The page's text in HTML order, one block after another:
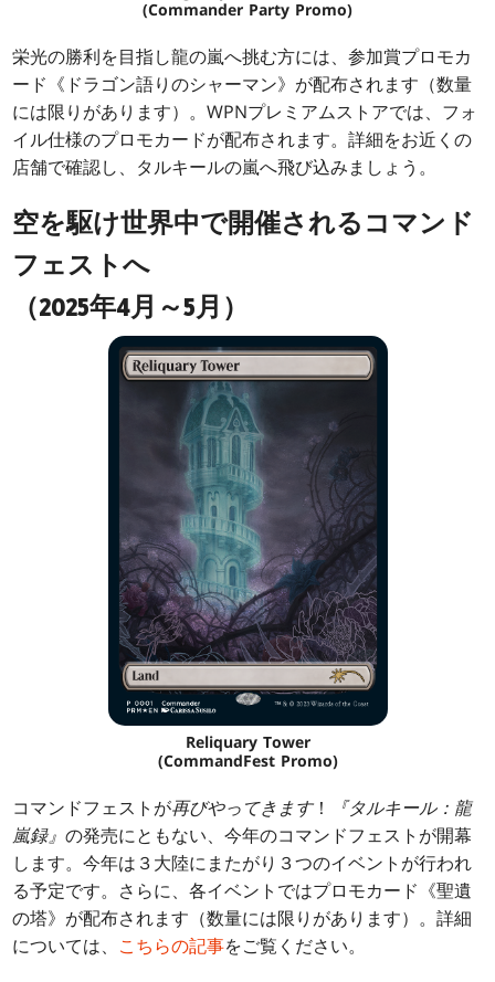
(Commander Party Promo)
栄光の勝利を目指し龍の嵐へ挑む方には、参加賞プロモカ
ード《ドラゴン語りのシャーマン》が配布されます（数量
には限りがあります）。WPNプレミアムストアでは、フォ
イル仕様のプロモカードが配布されます。詳細をお近くの
店舗で確認し、タルキールの嵐へ飛び込みましょう。
空を駆け世界中で開催されるコマンド
フェストへ
（2025年4月～5月）
Reliquary Tower
(CommandFest Promo)
コマンドフェストが再びやってきます！
『タルキール：龍
嵐録』の発売にともない、今年のコマンドフェストが開幕
します。今年は３大陸にまたがり３つのイベントが行われ
る予定です。さらに、各イベントではプロモカード《聖遺
の塔》が配布されます（数量には限りがあります）。詳細
については、 こちらの記事をご覧ください。